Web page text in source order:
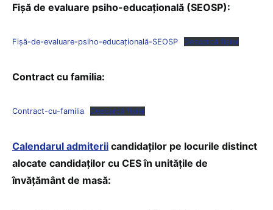
Fișă de evaluare psiho-educațională (SEOSP):
Fișă-de-evaluare-psiho-educațională-SEOSP Descarcă fișier
Contract cu familia:
Contract-cu-familia Descarcă fișier
Calendarul admiterii candidaților pe locurile distinct
alocate candidaților cu CES în unitățile de
învățământ de masă: